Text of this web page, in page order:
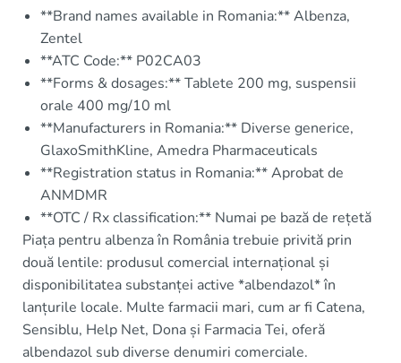
**Brand names available in Romania:** Albenza,
Zentel
**ATC Code:** P02CA03
**Forms & dosages:** Tablete 200 mg, suspensii
orale 400 mg/10 ml
**Manufacturers in Romania:** Diverse generice,
GlaxoSmithKline, Amedra Pharmaceuticals
**Registration status in Romania:** Aprobat de
ANMDMR
**OTC / Rx classification:** Numai pe bază de rețetă
Piața pentru albenza în România trebuie privită prin
două lentile: produsul comercial internațional și
disponibilitatea substanței active *albendazol* în
lanțurile locale. Multe farmacii mari, cum ar fi Catena,
Sensiblu, Help Net, Dona și Farmacia Tei, oferă
albendazol sub diverse denumiri comerciale.